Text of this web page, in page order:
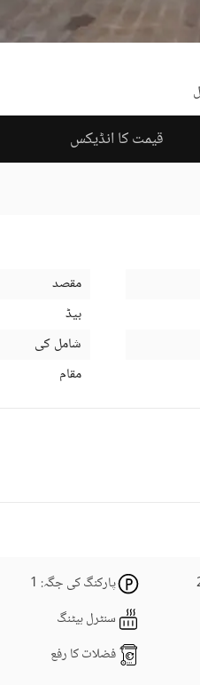
قیمت کا انڈیکس
مقصد
بیڈ
شامل کی
مقام
پارکنگ کی جگہ: 1
سنٹرل ہیٹنگ
فضلات کا رفع